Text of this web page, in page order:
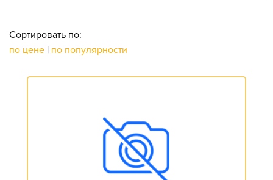
Сортировать по:
по цене | по популярности